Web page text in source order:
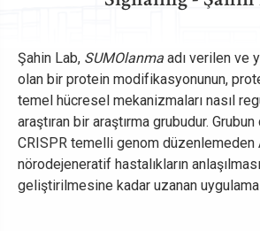
Şahin Lab, SUMOlanma adı verilen ve
olan bir protein modifikasyonunun,
temel hücresel mekanizmaları nasıl
araştıran bir araştırma grubudur. Grubun
CRISPR temelli genom düzenlemeden
nörodejeneratif hastalıkların
geliştirilmesine kadar uzanan